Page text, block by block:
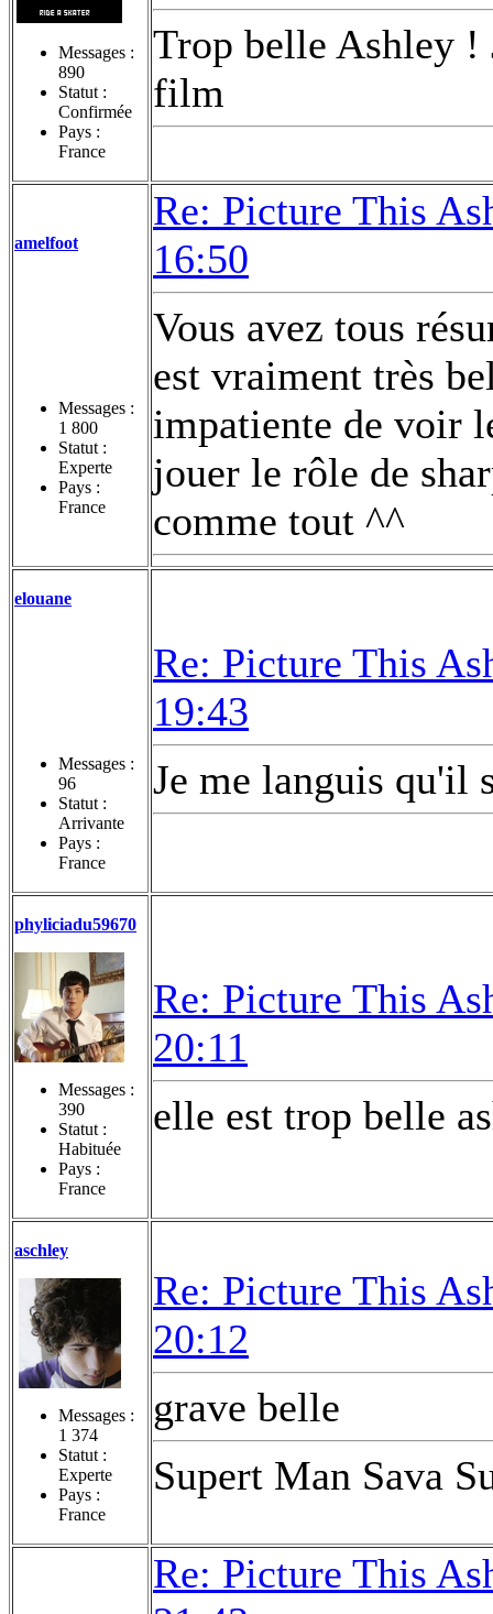
Messages :
890
Statut :
Confirmée
Pays :
France
Trop belle Ashley !
film
amelfoot
Messages :
1 800
Statut :
Experte
Pays :
France
Re: Picture This
16:50
Vous avez tous
est vraiment très
impatiente de voir
jouer le rôle de
comme tout ^^
elouane
Messages :
96
Statut :
Arrivante
Pays :
France
Re: Picture This
19:43
Je me languis qu'il
phyliciadu59670
Messages :
390
Statut :
Habituée
Pays :
France
Re: Picture This
20:11
elle est trop belle
aschley
Messages :
1 374
Statut :
Experte
Pays :
France
Re: Picture This
20:12
grave belle
Supert Man Sava
Re: Picture This